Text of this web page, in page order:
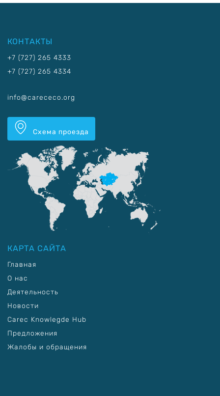
КОНТАКТЫ
+7 (727) 265 4333
+7 (727) 265 4334
info@carececo.org
Схема проезда
КАРТА САЙТА
Главная
О нас
Деятельность
Новости
Carec Knowlegde Hub
Предложения
Жалобы и обращения